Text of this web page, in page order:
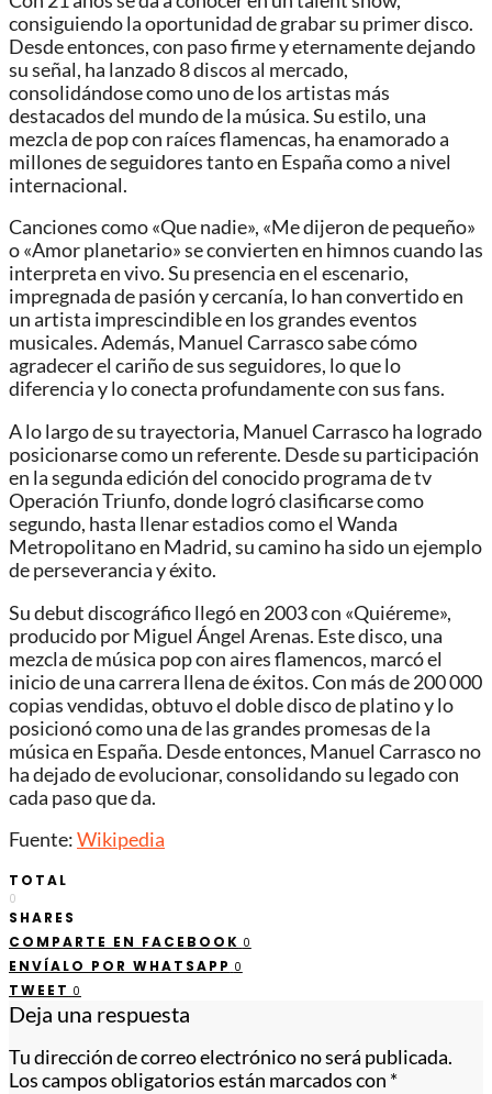
consiguiendo la oportunidad de grabar su primer disco.
Desde entonces, con paso firme y eternamente dejando
su señal, ha lanzado 8 discos al mercado,
consolidándose como uno de los artistas más
destacados del mundo de la música. Su estilo, una
mezcla de pop con raíces flamencas, ha enamorado a
millones de seguidores tanto en España como a nivel
internacional.
Canciones como «Que nadie», «Me dijeron de pequeño»
o «Amor planetario» se convierten en himnos cuando las
interpreta en vivo. Su presencia en el escenario,
impregnada de pasión y cercanía, lo han convertido en
un artista imprescindible en los grandes eventos
musicales. Además, Manuel Carrasco sabe cómo
agradecer el cariño de sus seguidores, lo que lo
diferencia y lo conecta profundamente con sus fans.
A lo largo de su trayectoria, Manuel Carrasco ha logrado
posicionarse como un referente. Desde su participación
en la segunda edición del conocido programa de tv
Operación Triunfo, donde logró clasificarse como
segundo, hasta llenar estadios como el Wanda
Metropolitano en Madrid, su camino ha sido un ejemplo
de perseverancia y éxito.
Su debut discográfico llegó en 2003 con «Quiéreme»,
producido por Miguel Ángel Arenas. Este disco, una
mezcla de música pop con aires flamencos, marcó el
inicio de una carrera llena de éxitos. Con más de 200 000
copias vendidas, obtuvo el doble disco de platino y lo
posicionó como una de las grandes promesas de la
música en España. Desde entonces, Manuel Carrasco no
ha dejado de evolucionar, consolidando su legado con
cada paso que da.
Fuente:Wikipedia
TOTAL
0
SHARES
COMPARTE EN FACEBOOK 0
ENVÍALO POR WHATSAPP 0
TWEET 0
Deja una respuesta
Tu dirección de correo electrónico no será publicada.
Los campos obligatorios están marcados con *